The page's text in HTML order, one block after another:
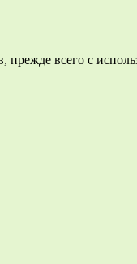
всего с